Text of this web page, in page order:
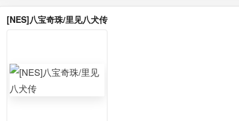
戏，玩家将扮演英雄出发，一路打败
当初可是顶着日文乱打给打通关的，游戏还是
还是非常正统的回合制角色扮演，上手是没有
[NES]八宝奇珠/里见八犬传